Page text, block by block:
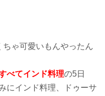
ゃ可愛いもんやったん
べてインド料理の5日
にインド料理、ドゥーサ